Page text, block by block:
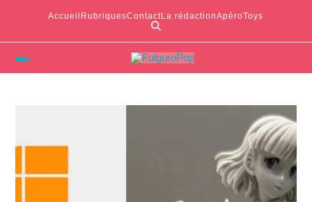
Accueil RubriquesContactLa rédactionApéroToys